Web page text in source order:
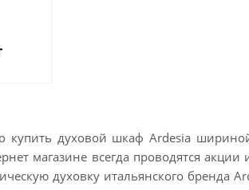
духовой шкаф Ardesia
магазине всегда проводятся
духовку итальянского